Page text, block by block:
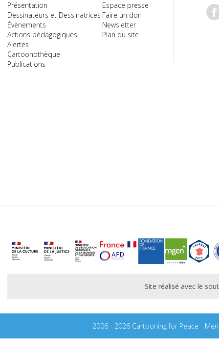
Présentation
Dessinateurs et Dessinatrices
Évènements
Actions pédagogiques
Alertes
Cartoonothèque
Publications
Espace presse
Faire un don
Newsletter
Plan du site
Site réalisé avec le
2006 - 2026 Cartooning for Peace -